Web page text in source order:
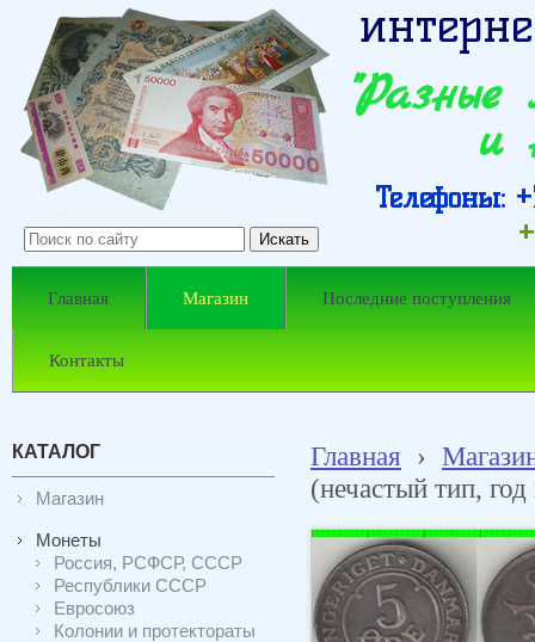
и
Телефоны:
Главная Магазин Последние поступления
Контакты
КАТАЛОГ
Магазин
Монеты
Россия, РСФСР, СССР
Республики СССР
Евросоюз
Колонии и протектораты
Главная ›
(нечастый тип,